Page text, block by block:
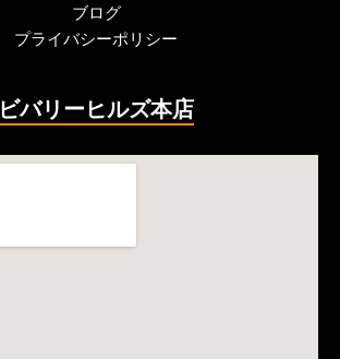
ブログ
プライバシーポリシー
ビバリーヒルズ本店